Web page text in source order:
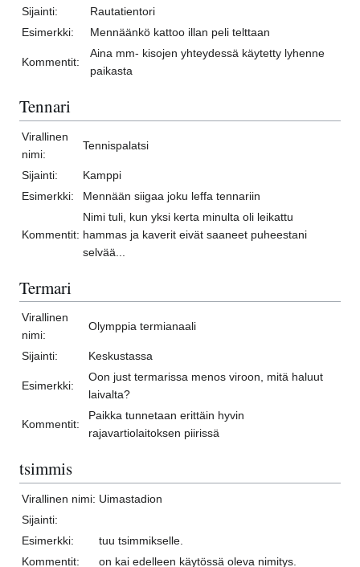
Sijainti:
Rautatientori
Esimerkki:
Mennäänkö kattoo illan peli telttaan
Kommentit:
Aina mm- kisojen yhteydessä käytetty lyhenne
paikasta
Tennari
Virallinen
nimi:
Tennispalatsi
Sijainti:
Kamppi
Esimerkki:
Mennään siigaa joku leffa tennariin
Kommentit:
Nimi tuli, kun yksi kerta minulta oli leikattu
hammas ja kaverit eivät saaneet puheestani
selvää...
Termari
Virallinen
nimi:
Olymppia termianaali
Sijainti: Keskustassa
Esimerkki:
Oon just termarissa menos viroon, mitä haluut
laivalta?
Kommentit:
Paikka tunnetaan erittäin hyvin
rajavartiolaitoksen piirissä
tsimmis
Virallinen nimi: Uimastadion
Sijainti:
Esimerkki:
tuu tsimmikselle.
Kommentit:
on kai edelleen käytössä oleva nimitys.